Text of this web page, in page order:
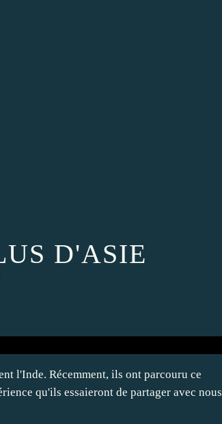
D'ASIE
l'Inde. Récemment, ils ont parcouru ce
qu'ils essaieront de partager avec nous